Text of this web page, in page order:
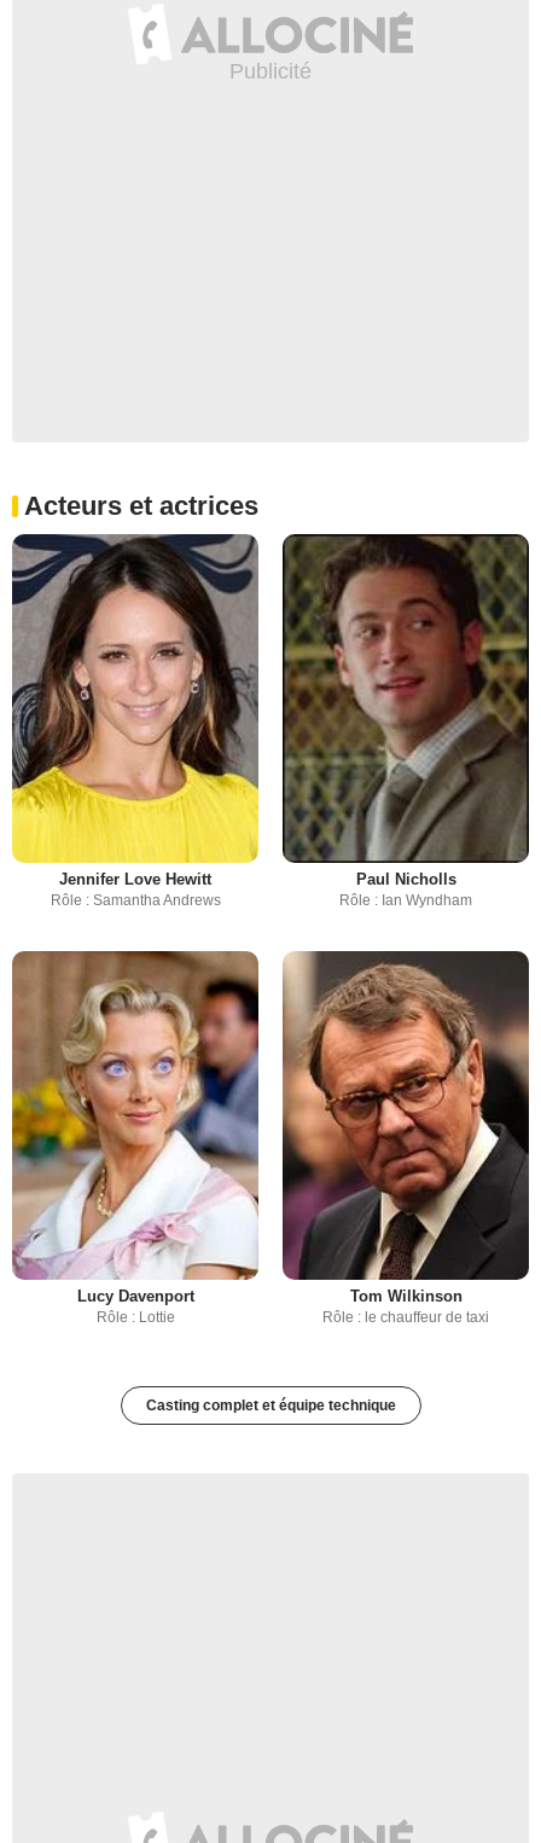
Acteurs et actrices
Jennifer Love Hewitt
Rôle : Samantha Andrews
Paul Nicholls
Rôle : Ian Wyndham
Lucy Davenport
Rôle : Lottie
Tom Wilkinson
Rôle : le chauffeur de taxi
Casting complet et équipe technique